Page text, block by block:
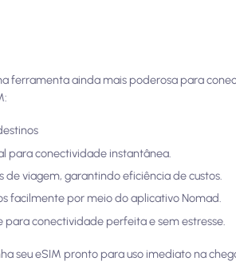
ferramenta ainda mais poderosa para
para conectividade instantânea.
de viagem, garantindo eficiência de custos.
facilmente por meio do aplicativo Nomad.
conectividade perfeita e sem estresse.
seu eSIM pronto para uso imediato na